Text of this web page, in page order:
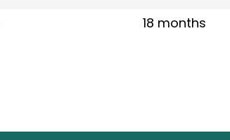
18 months